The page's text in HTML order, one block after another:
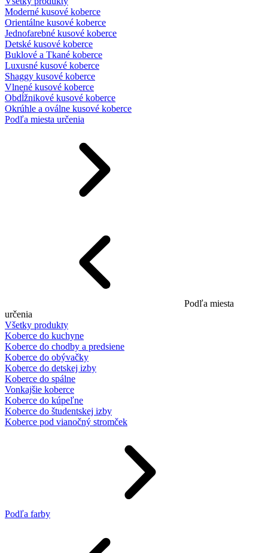
Moderné kusové koberce
Orientálne kusové koberce
Jednofarebné kusové koberce
Detské kusové koberce
Buklové a Tkané koberce
Luxusné kusové koberce
Shaggy kusové koberce
Vlnené kusové koberce
Obdĺžnikové kusové koberce
Okrúhle a oválne kusové koberce
Podľa miesta určenia
Podľa miesta
určenia
Všetky produkty
Koberce do kuchyne
Koberce do chodby a predsiene
Koberce do obývačky
Koberce do detskej izby
Koberce do spálne
Vonkajšie koberce
Koberce do kúpeľne
Koberce do študentskej izby
Koberce pod vianočný stromček
Podľa farby